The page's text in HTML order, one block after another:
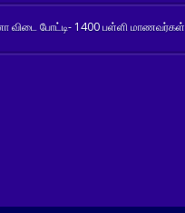
விடை போட்டி- 1400 பள்ளி மாணவர்கள்